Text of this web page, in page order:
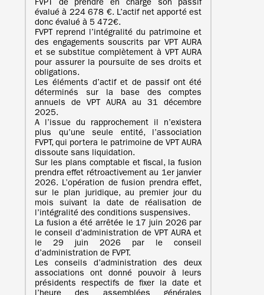
FVPT de prendre en charge son passif
évalué à 224 678 €. L’actif net apporté est
donc évalué à 5 472€.
FVPT reprend l’intégralité du patrimoine et
des engagements souscrits par VPT AURA
et se substitue complètement à VPT AURA
pour assurer la poursuite de ses droits et
obligations.
Les éléments d’actif et de passif ont été
déterminés sur la base des comptes
annuels de VPT AURA au 31 décembre
2025.
A l’issue du rapprochement il n’existera
plus qu’une seule entité, l’association
FVPT, qui portera le patrimoine de VPT AURA
dissoute sans liquidation.
Sur les plans comptable et fiscal, la fusion
prendra effet rétroactivement au 1er janvier
2026. L’opération de fusion prendra effet,
sur le plan juridique, au premier jour du
mois suivant la date de réalisation de
l’intégralité des conditions suspensives.
La fusion a été arrêtée le 17 juin 2026 par
le conseil d’administration de VPT AURA et
le 29 juin 2026 par le conseil
d’administration de FVPT.
Les conseils d’administration des deux
associations ont donné pouvoir à leurs
présidents respectifs de fixer la date et